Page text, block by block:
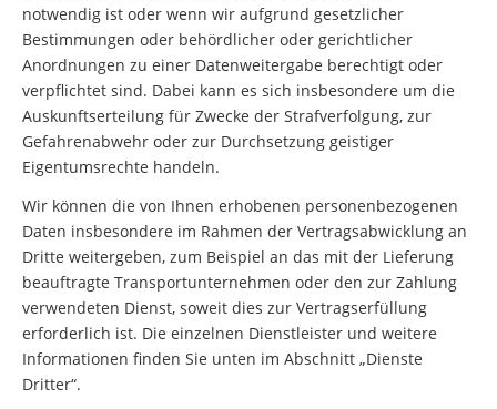
notwendig ist oder wenn wir aufgrund gesetzlicher
Bestimmungen oder behördlicher oder gerichtlicher
Anordnungen zu einer Datenweitergabe berechtigt oder
verpflichtet sind. Dabei kann es sich insbesondere um die
Auskunftserteilung für Zwecke der Strafverfolgung, zur
Gefahrenabwehr oder zur Durchsetzung geistiger
Eigentumsrechte handeln.
Wir können die von Ihnen erhobenen personenbezogenen
Daten insbesondere im Rahmen der Vertragsabwicklung an
Dritte weitergeben, zum Beispiel an das mit der Lieferung
beauftragte Transportunternehmen oder den zur Zahlung
verwendeten Dienst, soweit dies zur Vertragserfüllung
erforderlich ist. Die einzelnen Dienstleister und weitere
Informationen finden Sie unten im Abschnitt „Dienste
Dritter“.